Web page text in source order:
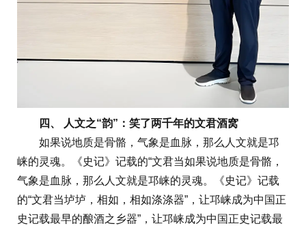
四、 人文之“韵”：笑了两千年的文君酒窝
如果说地质是骨骼，气象是血脉，那么人文就是邛
崃的灵魂。《史记》记载的“文君当如果说地质是骨骼，
气象是血脉，那么人文就是邛崃的灵魂。《史记》记载
的“文君当垆垆，相如，相如涤涤器”，让邛崃成为中国正
史记载最早的酿酒之乡器”，让邛崃成为中国正史记载最